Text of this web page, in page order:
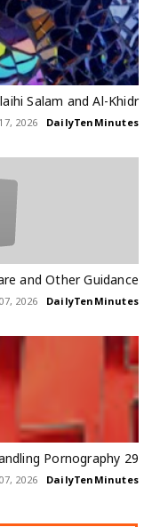
Salam and Al-Khidr
DailyTenMinutes
2026
and Other Guidance
DailyTenMinutes
2026
29 Awesome Tips On Handling Pornography
DailyTenMinutes
2026